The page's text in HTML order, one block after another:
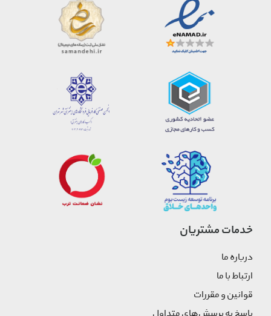
خدمات مشتریان
درباره ما
ارتباط با ما
قوانین و مقررات